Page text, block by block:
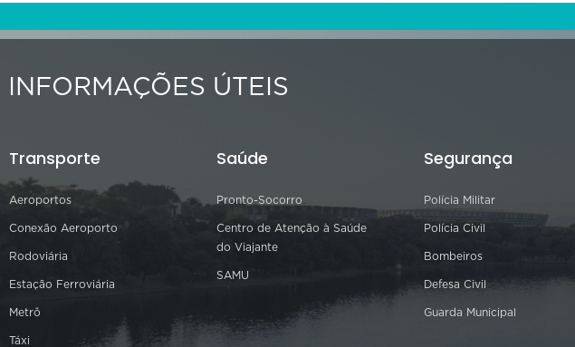
INFORMAÇÕES ÚTEIS
Transporte
Aeroportos
Conexão Aeroporto
Rodoviária
Estação Ferroviária
Metrô
Táxi
Saúde
Pronto-Socorro
Centro de Atenção à Saúde
do Viajante
SAMU
Segurança
Polícia Militar
Polícia Civil
Bombeiros
Defesa Civil
Guarda Municipal